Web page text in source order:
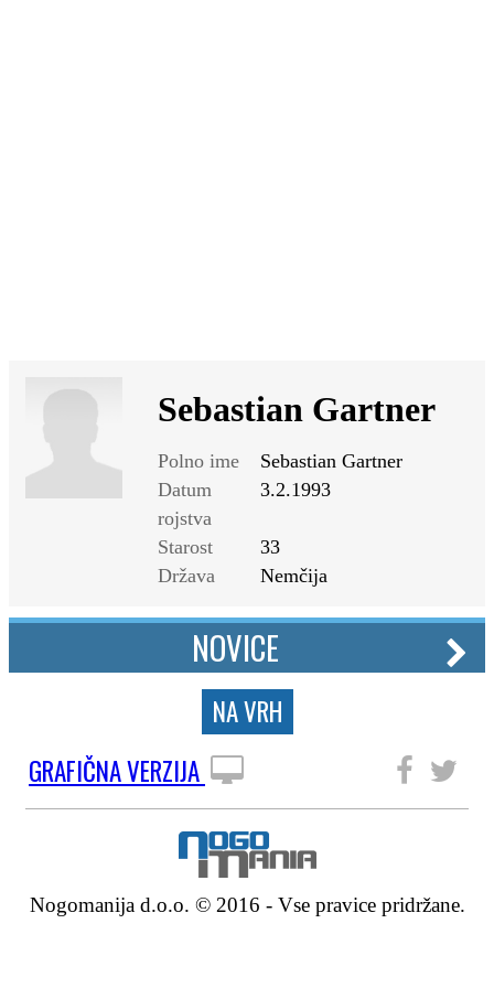
Sebastian Gartner
Polno ime
Sebastian Gartner
Datum
rojstva
3.2.1993
Starost
33
Država
Nemčija
NOVICE
NA VRH
GRAFIČNA VERZIJA
Nogomanija d.o.o. © 2016 - Vse pravice pridržane.